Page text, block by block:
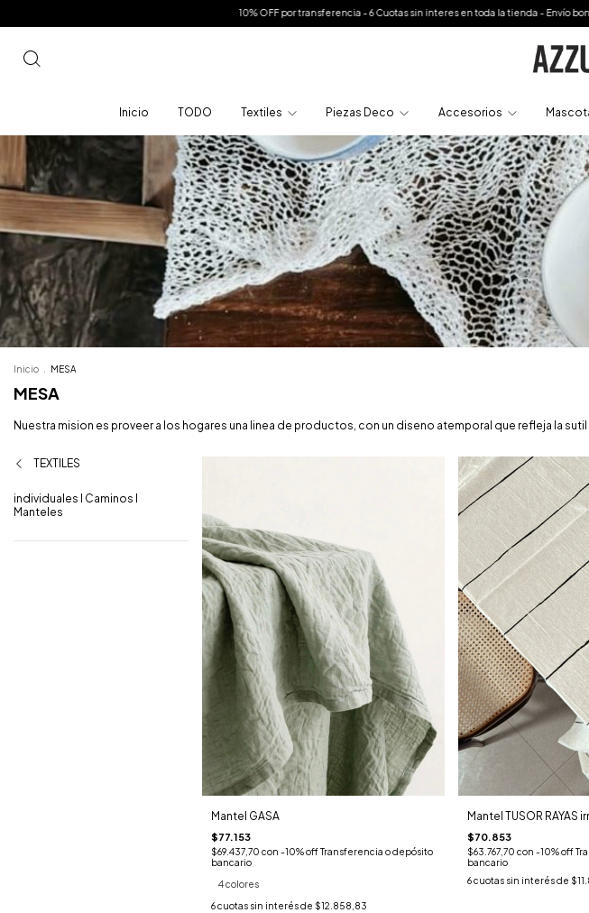
10% OFF por transferencia - 6 Cuotas sin interes en toda la tienda - Envío bonificado a todo Argentina en
Inicio TODO Textiles Piezas Deco Accesorios
Inicio MESA
MESA
Nuestra mision es proveer a los hogares una linea de productos, con un diseno atemporal que refleja la
TEXTILES
individuales I Caminos I
Manteles
Mantel GASA
$77.153
$69.437,70 con -10% off Transferencia o depósito
bancario
4 colores
6cuotas sin interés de $12.858,83
Mantel TUSOR RAYAS
$70.853
$63.767,70 con -10% off
bancario
6cuotas sin interés de